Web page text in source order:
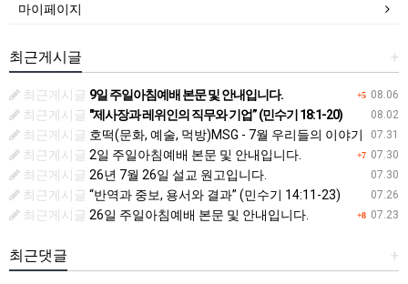
마이페이지
+
최근게시글
+5 08.06
최근게시글 9일 주일아침예배 본문 및 안내입니다.
08.02
최근게시글 "제사장과 레위인의 직무와 기업” (민수기 18:1-20)
07.31
최근게시글 호떡(문화, 예술, 먹방)MSG - 7월 우리들의 이야기
+7 07.30
최근게시글 2일 주일아침예배 본문 및 안내입니다.
07.30
최근게시글 26년 7월 26일 설교 원고입니다.
07.26
최근게시글 “반역과 중보, 용서와 결과” (민수기 14:11-23)
+8 07.23
최근게시글 26일 주일아침예배 본문 및 안내입니다.
+
최근댓글